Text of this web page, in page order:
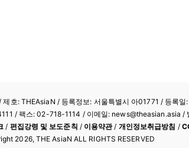
/ 제호: THEAsiaN / 등록정보: 서울특별시 아01771 / 등록
/팩스: 02-718-1114 / 이메일: news@theasian.asia /
/ 편집강령 및 보도준칙 / 이용약관/ 개인정보취급방침 /
2026, THE AsiaN ALL RIGHTS RESERVED